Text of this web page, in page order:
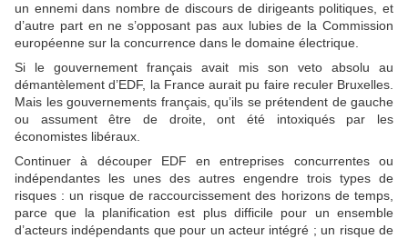
un ennemi dans nombre de discours de dirigeants politiques, et
d’autre part en ne s’opposant pas aux lubies de la Commission
européenne sur la concurrence dans le domaine électrique.
Si le gouvernement français avait mis son veto absolu au
démantèlement d’EDF, la France aurait pu faire reculer Bruxelles.
Mais les gouvernements français, qu’ils se prétendent de gauche
ou assument être de droite, ont été intoxiqués par les
économistes libéraux.
Continuer à découper EDF en entreprises concurrentes ou
indépendantes les unes des autres engendre trois types de
risques : un risque de raccourcissement des horizons de temps,
parce que la planification est plus difficile pour un ensemble
d’acteurs indépendants que pour un acteur intégré ; un risque de